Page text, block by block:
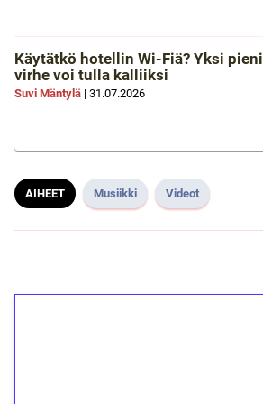
Käytätkö hotellin Wi-Fiä? Yksi pieni
virhe voi tulla kalliiksi
Suvi Mäntylä | 31.07.2026
AIHEET Musiikki Videot